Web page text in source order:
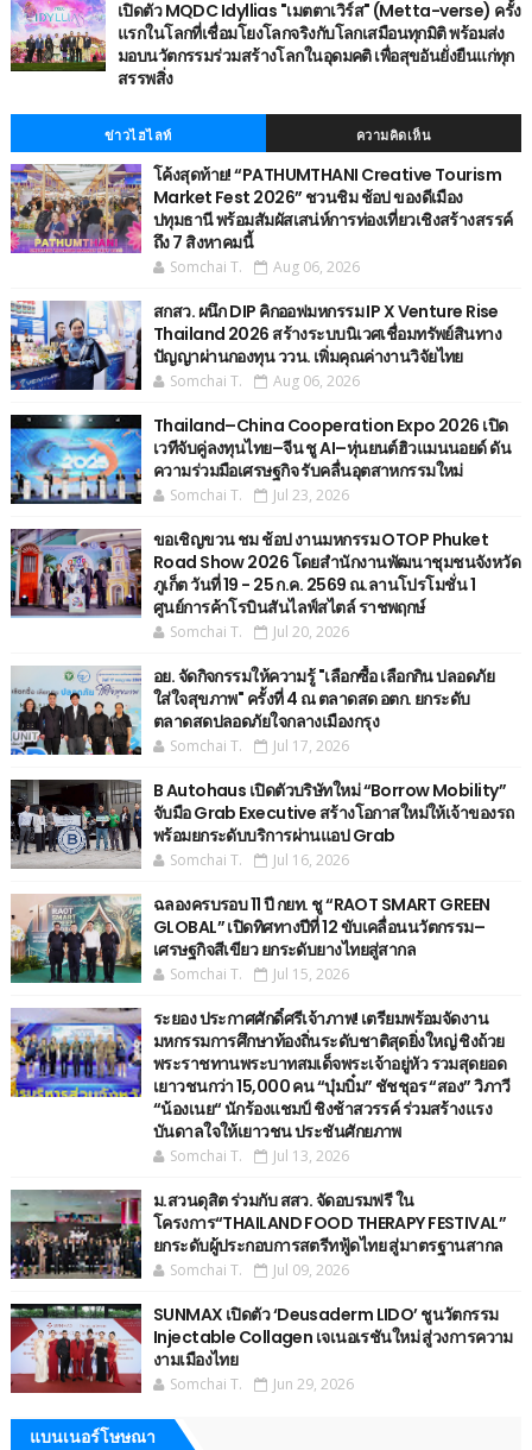
เปิดตัว MQDC Idyllias "เมตตาเวิร์ส" (Metta-verse) ครั้ง
แรกในโลกที่เชื่อมโยงโลกจริงกับโลกเสมือนทุกมิติ พร้อมส่ง
มอบนวัตกรรมร่วมสร้างโลกในอุดมคติ เพื่อสุขอันยั่งยืนแก่ทุก
สรรพสิ่ง
ข่าวไฮไลท์ ความคิดเห็น
โค้งสุดท้าย! “PATHUMTHANI Creative Tourism
Market Fest 2026” ชวนชิม ช้อป ของดีเมือง
ปทุมธานี พร้อมสัมผัสเสน่ห์การท่องเที่ยวเชิงสร้างสรรค์
ถึง 7 สิงหาคมนี้
Somchai T. Aug 06, 2026
สกสว. ผนึก DIP คิกออฟมหกรรม IP X Venture Rise
Thailand 2026 สร้างระบบนิเวศเชื่อมทรัพย์สินทาง
ปัญญาผ่านกองทุน ววน. เพิ่มคุณค่างานวิจัยไทย
Somchai T. Aug 06, 2026
Thailand–China Cooperation Expo 2026 เปิด
เวทีจับคู่ลงทุนไทย–จีน ชู AI–หุ่นยนต์ฮิวแมนนอยด์ ดัน
ความร่วมมือเศรษฐกิจ รับคลื่นอุตสาหกรรมใหม่
Somchai T. Jul 23, 2026
ขอเชิญขวน ชม ช้อป งานมหกรรม OTOP Phuket
Road Show 2026 โดยสำนักงานพัฒนาชุมชนจังหวัด
ภูเก็ต วันที่ 19 - 25 ก.ค. 2569 ณ.ลานโปรโมชั่น 1
ศูนย์การค้าโรบินสันไลฟ์สไตล์ ราชพฤกษ์
Somchai T. Jul 20, 2026
อย. จัดกิจกรรมให้ความรู้ "เลือกซื้อ เลือกกิน ปลอดภัย
ใส่ใจสุขภาพ" ครั้งที่ 4 ณ ตลาดสด อตก. ยกระดับ
ตลาดสดปลอดภัยใจกลางเมืองกรุง
Somchai T. Jul 17, 2026
B Autohaus เปิดตัวบริษัทใหม่ “Borrow Mobility”
จับมือ Grab Executive สร้างโอกาสใหม่ให้เจ้าของรถ
พร้อมยกระดับบริการผ่านแอป Grab
Somchai T. Jul 16, 2026
ฉลองครบรอบ 11 ปี กยท. ชู “RAOT SMART GREEN
GLOBAL” เปิดทิศทางปีที่ 12 ขับเคลื่อนนวัตกรรม–
เศรษฐกิจสีเขียว ยกระดับยางไทยสู่สากล
Somchai T. Jul 15, 2026
ระยอง ประกาศศักดิ์ศรีเจ้าภาพ! เตรียมพร้อมจัดงาน
มหกรรมการศึกษาท้องถิ่นระดับชาติสุดยิ่งใหญ่ ชิงถ้วย
พระราชทานพระบาทสมเด็จพระเจ้าอยู่หัว รวมสุดยอด
เยาวชนกว่า 15,000 คน “บุ๋มบิ๋ม” ชัชชุอร “สอง” วิภาวี
“น้องเนย“ นักร้องแชมป์ ชิงช้าสวรรค์ ร่วมสร้างแรง
บันดาลใจให้เยาวชน ประชันศักยภาพ
Somchai T. Jul 13, 2026
ม.สวนดุสิต ร่วมกับ สสว. จัดอบรมฟรี ใน
โครงการ“THAILAND FOOD THERAPY FESTIVAL”
ยกระดับผู้ประกอบการสตรีทฟู้ดไทย สู่มาตรฐานสากล
Somchai T. Jul 09, 2026
SUNMAX เปิดตัว ‘Deusaderm LIDO’ ชูนวัตกรรม
Injectable Collagen เจเนอเรชันใหม่ สู่วงการความ
งามเมืองไทย
Somchai T. Jun 29, 2026
แบนเนอร์โษษณา